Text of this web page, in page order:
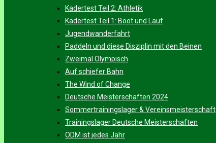
Kadertest Teil 2: Athletik
Kadertest Teil 1: Boot und Lauf
Jugendwanderfahrt
Paddeln und diese Disziplin mit den Beinen
Zweimal Olympisch
Auf schiefer Bahn
The Wind of Change
Deutsche Meisterschaften 2024
Sommertrainingslager & Vereinsmeisterschaft
Trainingslager Deutsche Meisterschaften
ODM ist jedes Jahr